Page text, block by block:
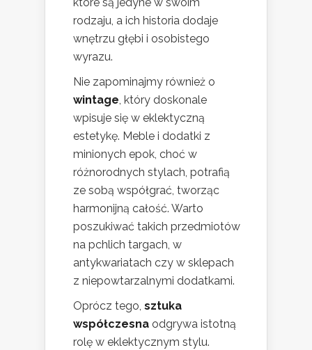
które są jedyne w swoim
rodzaju, a ich historia dodaje
wnętrzu głębi i osobistego
wyrazu.
Nie zapominajmy również o
wintage, który doskonale
wpisuje się w eklektyczną
estetykę. Meble i dodatki z
minionych epok, choć w
różnorodnych stylach, potrafią
ze sobą współgrać, tworząc
harmonijną całość. Warto
poszukiwać takich przedmiotów
na pchlich targach, w
antykwariatach czy w sklepach
z niepowtarzalnymi dodatkami.
Oprócz tego, sztuka
współczesna odgrywa istotną
rolę w eklektycznym stylu.